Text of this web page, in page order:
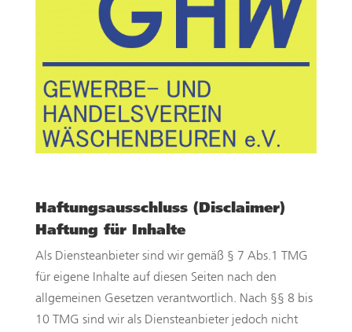
Haftungsausschluss (Disclaimer)
Haftung für Inhalte
Als Diensteanbieter sind wir gemäß § 7 Abs.1 TMG
für eigene Inhalte auf diesen Seiten nach den
allgemeinen Gesetzen verantwortlich. Nach §§ 8 bis
10 TMG sind wir als Diensteanbieter jedoch nicht